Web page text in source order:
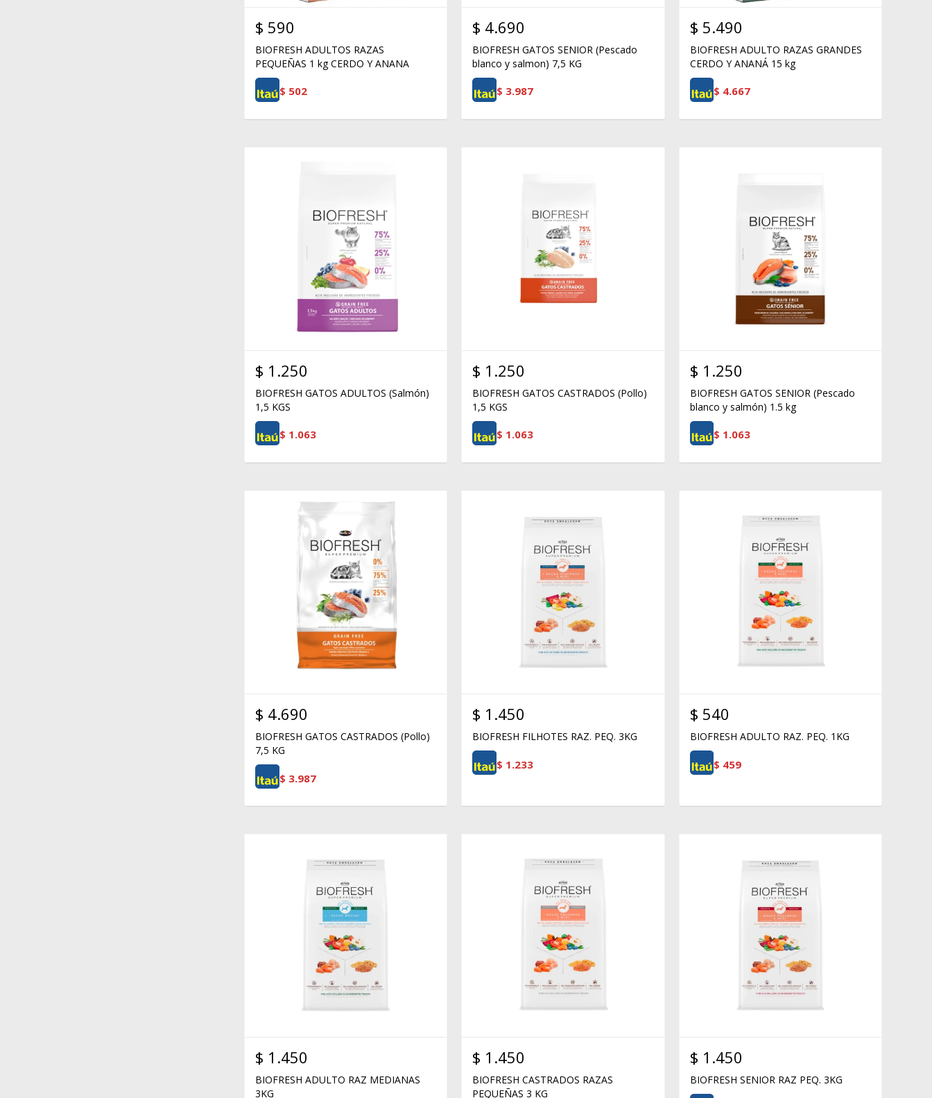
$ 590
BIOFRESH ADULTOS RAZAS
PEQUEÑAS 1 kg CERDO Y ANANA
$ 502
$ 4.690
BIOFRESH GATOS SENIOR (Pescado
blanco y salmon) 7,5 KG
$ 3.987
$ 5.490
BIOFRESH ADULTO RAZAS GRANDES
CERDO Y ANANÁ 15 kg
$ 4.667
$ 1.250
BIOFRESH GATOS ADULTOS (Salmón)
1,5 KGS
$ 1.063
$ 1.250
BIOFRESH GATOS CASTRADOS (Pollo)
1,5 KGS
$ 1.063
$ 1.250
BIOFRESH GATOS SENIOR (Pescado
blanco y salmón) 1.5 kg
$ 1.063
$ 4.690
BIOFRESH GATOS CASTRADOS (Pollo)
7,5 KG
$ 3.987
$ 1.450
BIOFRESH FILHOTES RAZ. PEQ. 3KG
$ 1.233
$ 540
BIOFRESH ADULTO RAZ. PEQ. 1KG
$ 459
$ 1.450
BIOFRESH ADULTO RAZ MEDIANAS
3KG
$ 1.450
BIOFRESH CASTRADOS RAZAS
PEQUEÑAS 3 KG
$ 1.450
BIOFRESH SENIOR RAZ PEQ. 3KG